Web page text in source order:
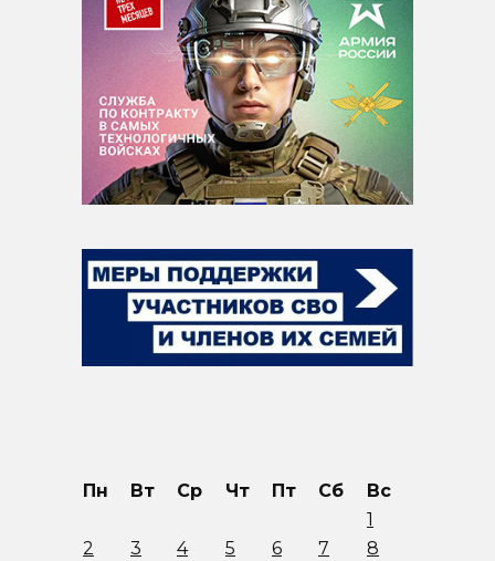
Пн Вт Ср Чт Пт Сб
Вс
1
2
3 4 5 6 7
8